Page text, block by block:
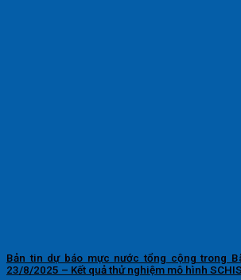
Bản tin dự báo mực nước tổng cộng trong
23/8/2025 – Kết quả thử nghiệm mô hình